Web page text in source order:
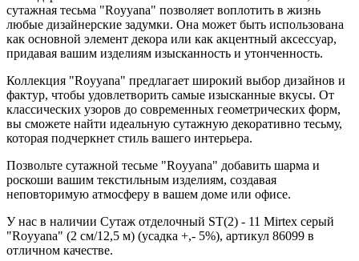
сутажная тесьма "Royyana" позволяет воплотить в жизнь
любые дизайнерские задумки. Она может быть использована
как основной элемент декора или как акцентный аксессуар,
придавая вашим изделиям изысканность и утонченность.
Коллекция "Royyana" предлагает широкий выбор дизайнов и
фактур, чтобы удовлетворить самые изысканные вкусы. От
классических узоров до современных геометрических форм,
вы сможете найти идеальную сутажную декоративно тесьму,
которая подчеркнет стиль вашего интерьера.
Позвольте сутажной тесьме "Royyana" добавить шарма и
роскоши вашим текстильным изделиям, создавая
неповторимую атмосферу в вашем доме или офисе.
У нас в наличии Сутаж отделочный ST(2) - 11 Mirtex серый
"Royyana" (2 см/12,5 м) (усадка +,- 5%), артикул 86099 в
отличном качестве.